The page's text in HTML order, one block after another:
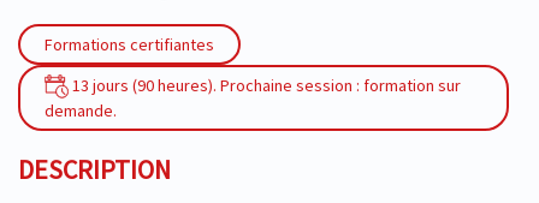
Formations certifiantes
13 jours (90 heures). Prochaine session : formation sur
demande.
DESCRIPTION